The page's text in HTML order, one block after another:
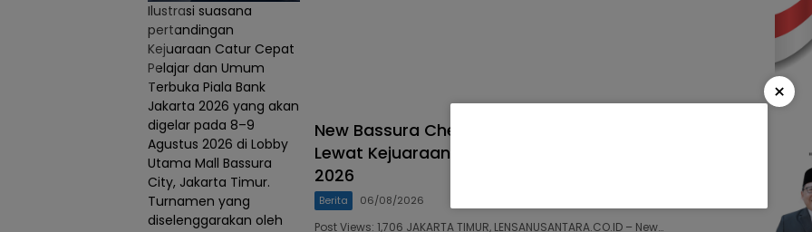
Ilustrasi suasana
pertandingan
Kejuaraan Catur Cepat
Pelajar dan Umum
Terbuka Piala Bank
Jakarta 2026 yang akan
digelar pada 8–9
Agustus 2026 di Lobby
Utama Mall Bassura
City, Jakarta Timur.
Turnamen yang
diselenggarakan oleh
New Bassura Chess Club Gelar Debut Bergengsi
Lewat Kejuaraan Catur Cepat Piala Bank Jakarta
2026
Berita 06/08/2026
Post Views: 1,706 JAKARTA TIMUR, LENSANUSANTARA.CO.ID – New…
×